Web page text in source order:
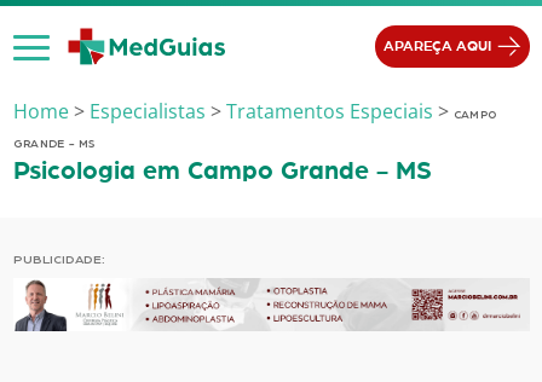
Ir para o conteúdo
APAREÇA AQUI
Home> Especialistas >Tratamentos Especiais > CAMPO
GRANDE - MS
Psicologia em Campo Grande - MS
PUBLICIDADE: